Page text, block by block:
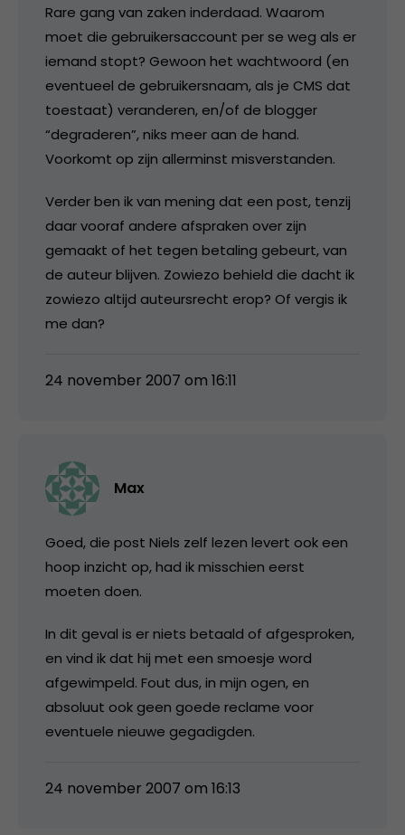
Rare gang van zaken inderdaad. Waarom
moet die gebruikersaccount per se weg als er
iemand stopt? Gewoon het wachtwoord (en
eventueel de gebruikersnaam, als je CMS dat
toestaat) veranderen, en/of de blogger
“degraderen”, niks meer aan de hand.
Voorkomt op zijn allerminst misverstanden.
Verder ben ik van mening dat een post, tenzij
daar vooraf andere afspraken over zijn
gemaakt of het tegen betaling gebeurt, van
de auteur blijven. Zowiezo behield die dacht ik
zowiezo altijd auteursrecht erop? Of vergis ik
me dan?
24 november 2007 om 16:11
Max
Goed, die post Niels zelf lezen levert ook een
hoop inzicht op, had ik misschien eerst
moeten doen.
In dit geval is er niets betaald of afgesproken,
en vind ik dat hij met een smoesje word
afgewimpeld. Fout dus, in mijn ogen, en
absoluut ook geen goede reclame voor
eventuele nieuwe gegadigden.
24 november 2007 om 16:13